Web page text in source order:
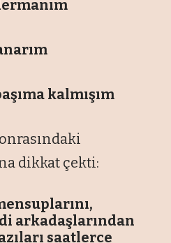
kalmışım
dikkat çekti:
arkadaşlarından
saatlerce